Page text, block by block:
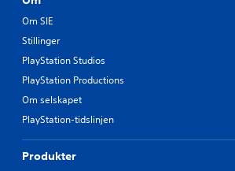
Om SIE
Stillinger
PlayStation Studios
PlayStation Productions
Om selskapet
PlayStation-tidslinjen
Produkter